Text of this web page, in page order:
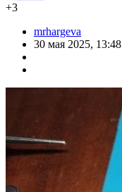
+3
mrhargeva
30 мая 2025, 13:48